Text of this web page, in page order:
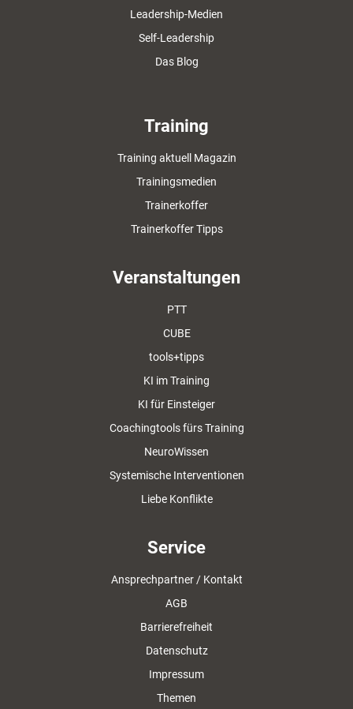
Leadership-Medien
Self-Leadership
Das Blog
Training
Training aktuell Magazin
Trainingsmedien
Trainerkoffer
Trainerkoffer Tipps
Veranstaltungen
PTT
CUBE
tools+tipps
KI im Training
KI für Einsteiger
Coachingtools fürs Training
NeuroWissen
Systemische Interventionen
Liebe Konflikte
Service
Ansprechpartner / Kontakt
AGB
Barrierefreiheit
Datenschutz
Impressum
Themen